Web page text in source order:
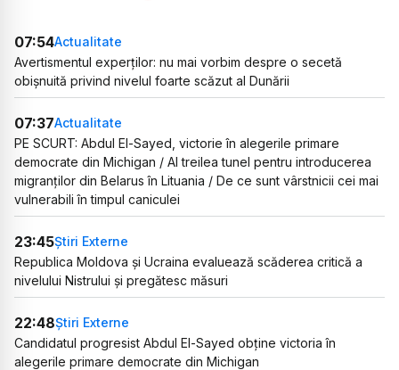
07:54Actualitate
Avertismentul experților: nu mai vorbim despre o secetă
obișnuită privind nivelul foarte scăzut al Dunării
07:37Actualitate
PE SCURT: Abdul El-Sayed, victorie în alegerile primare
democrate din Michigan / Al treilea tunel pentru introducerea
migranților din Belarus în Lituania / De ce sunt vârstnicii cei mai
vulnerabili în timpul caniculei
23:45Știri Externe
Republica Moldova și Ucraina evaluează scăderea critică a
nivelului Nistrului și pregătesc măsuri
22:48Știri Externe
Candidatul progresist Abdul El-Sayed obține victoria în
alegerile primare democrate din Michigan